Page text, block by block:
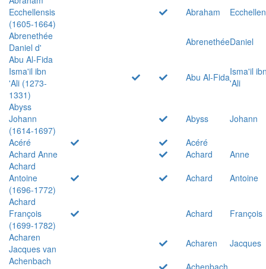
Ecchellensis
(1605-1664)
Abraham
Abrenethée
Daniel d'
AbrenethéeDaniel
Abu Al-Fida
Isma'il ibn
'Ali (1273-
1331)
Abu Al-FidaIsma'il
'Ali
Abyss
Johann
(1614-1697)
Abyss
Johann
Acéré
Acéré
Achard Anne
Achard
Anne
Achard
Antoine
(1696-1772)
Achard
Antoine
Achard
François
(1699-1782)
Achard
François
Acharen
Jacques van
Acharen
Jacques
Achenbach
Achenbach